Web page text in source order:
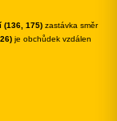
(136, 175) zastávka směr
je obchůdek vzdálen